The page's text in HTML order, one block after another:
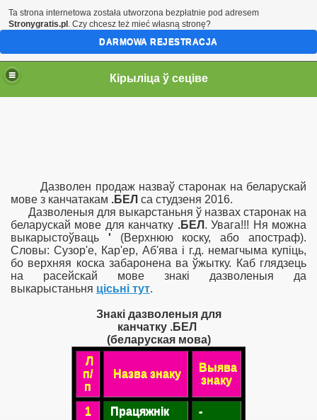
Кірыліца ў сеціве
Дазволен продажназваў старонак на беларускай
мове з канчатакам .БЕЛ са студзеня 2016.
Дазволеныя для выкарстаньня ў назвах старонак на
беларускай мове для канчатку .БЕЛ . Увага!!! Ня можна
выкарыстоўваць ' (Верхнюю коску, або апостраф).
Словы: Сузор'е, Кар'ер, Аб'ява і г.д. немагчыма купіць,
бо верхняя коска забаронена ва ўжытку. Каб глядзець
на расейскай мове знакі дазволеныя да
выкарыстаньня цісьні тут.
Знакі дазволеныя для
канчатку .БЕЛ
(беларуская мова)
Л
п/
п
Назва знаку
Выява
знаку
1 Працяжнік -
Ta strona internetowa została utworzona bezpłatnie pod adresem
Stronygratis.pl . Czy chcesz też mieć własną stronę?
DARMOWA REJESTRACJA